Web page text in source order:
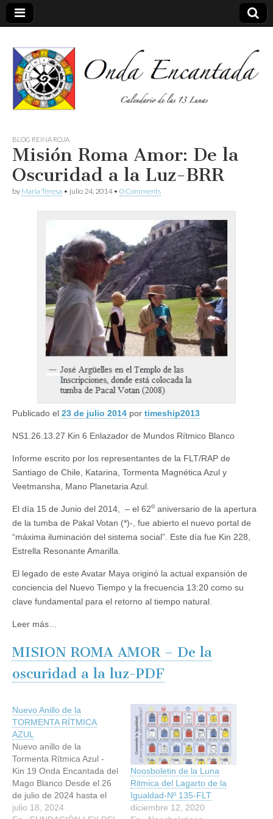
Onda
encantada
BLOG REINA ROJA
Misión Roma Amor: De la
Oscuridad a la Luz-BRR
by Maria Teresa • julio 24, 2014• 0 Comments
Publicado el 23 de julio 2014 por timeship2013
NS1.26.13.27 Kin 6 Enlazador de Mundos Rítmico Blanco
Informe escrito por los representantes de la FLT/RAP de
Santiago de Chile, Katarina, Tormenta Magnética Azul y
Veetmansha, Mano Planetaria Azul.
El día 15 de Junio del 2014, – el 62o aniversario de la apertura
de la tumba de Pakal Votan (*)-, fue abierto el nuevo portal de
“máxima iluminación del sistema social”. Este día fue Kin 228,
Estrella Resonante Amarilla.
El legado de este Avatar Maya originó la actual expansión de
conciencia del Nuevo Tiempo y la frecuencia 13:20 como su
clave fundamental para el retorno al tiempo natural.
Leer más…
MISION ROMA AMOR – De la
oscuridad a la luz-PDF
Nuevo Anillo de la
TORMENTA RÍTMICA
AZUL
Nuevo anillo de la
Tormenta Rítmica Azul -
Kin 19 Onda Encantada del
Mago Blanco Desde el 26
de julio de 2024 hasta el
24 de julio de 2025 Ver la
julio 18, 2024
Noosboletin de la Luna
Ritmica del Lagarto de la
Igualdad-Nº 135-FLT
diciembre 12, 2020